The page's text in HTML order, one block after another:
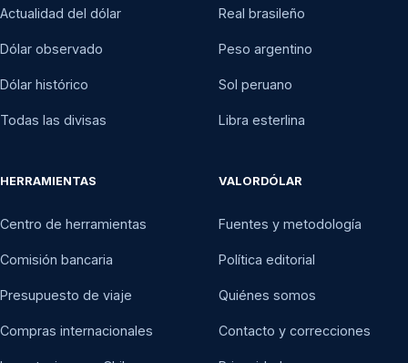
Actualidad del dólar
Dólar observado
Dólar histórico
Todas las divisas
Real brasileño
Peso argentino
Sol peruano
Libra esterlina
HERRAMIENTAS
Centro de herramientas
Comisión bancaria
Presupuesto de viaje
Compras internacionales
VALORDÓLAR
Fuentes y metodología
Política editorial
Quiénes somos
Contacto y correcciones